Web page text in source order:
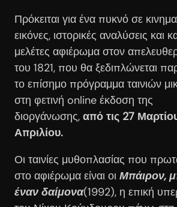
Πρόκειται για ένα πυκνό σε
εικόνες, ιστορικές αναλύσεις και
μελέτες αφιέρωμα στον
του 1821, που θα ξεδιπλώνεται
το επίσημο πρόγραμμα ταινιών
στη φετινή online έκδοση της
διοργάνωσης, από τις 27
Απριλίου.
Οι ταινίες μυθοπλασίας που
στο αφιέρωμα είναι οι Μπάιρον,
έναν δαίμονα(1992), η επική